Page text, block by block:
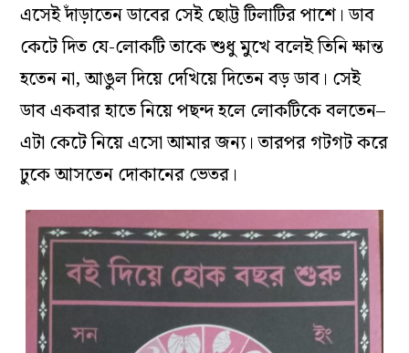
এসেই দাঁড়াতেন ডাবের সেই ছোট্ট টিলাটির পাশে। ডাব
কেটে দিত যে-লোকটি তাকে শুধু মুখে বলেই তিনি ক্ষান্ত
হতেন না, আঙুল দিয়ে দেখিয়ে দিতেন বড় ডাব। সেই
ডাব একবার হাতে নিয়ে পছন্দ হলে লোকটিকে বলতেন–
এটা কেটে নিয়ে এসো আমার জন্য। তারপর গটগট করে
ঢুকে আসতেন দোকানের ভেতর।